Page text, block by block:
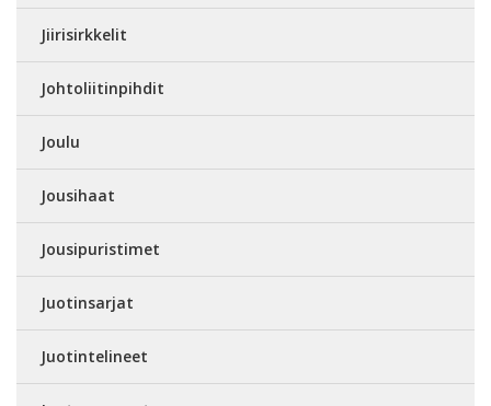
Jiirisirkkelit
Johtoliitinpihdit
Joulu
Jousihaat
Jousipuristimet
Juotinsarjat
Juotintelineet